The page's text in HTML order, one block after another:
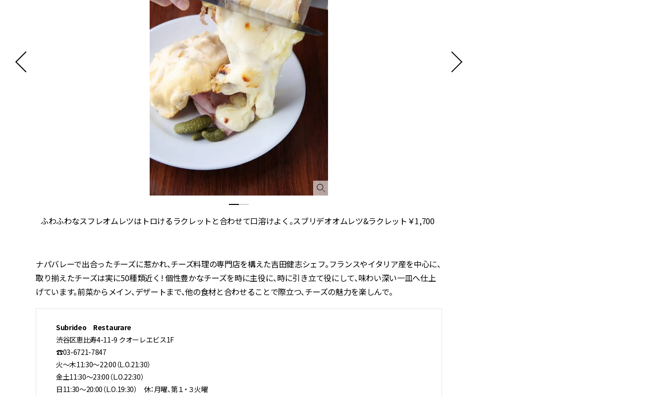
ふわふわなスフレオムレツはトロけるラクレットと合わせて口溶けよく。スブリデオオムレツ&ラクレット￥1,700
ナパバレーで出合ったチーズに惹かれ、チーズ料理の専門店を構えた吉田健志シェフ。フランスやイタリア産を中心に、
取り揃えたチーズは実に50種類近く! 個性豊かなチーズを時に主役に、時に引き立て役にして、味わい深い一皿へ仕上
げています。前菜からメイン、デザートまで、他の食材と合わせることで際立つ、チーズの魅力を楽しんで。
Subrideo Restaurare
渋谷区恵比寿4-11-9 クオーレエビス1F
☎03-6721-7847
火～木11:30～22:00（L.O.21:30）
金土11:30～23:00（L.O.22:30）
日11:30～20:00（L.O.19:30） 休：月曜、第１・３火曜